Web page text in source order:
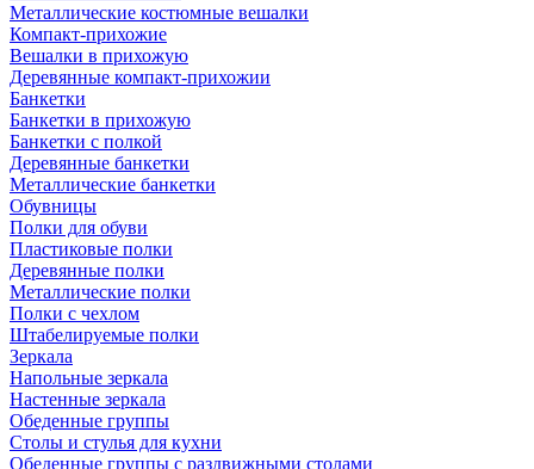
Металлические костюмные вешалки
Компакт-прихожие
Вешалки в прихожую
Деревянные компакт-прихожии
Банкетки
Банкетки в прихожую
Банкетки с полкой
Деревянные банкетки
Металлические банкетки
Обувницы
Полки для обуви
Пластиковые полки
Деревянные полки
Металлические полки
Полки с чехлом
Штабелируемые полки
Зеркала
Напольные зеркала
Настенные зеркала
Обеденные группы
Столы и стулья для кухни
Обеденные группы с раздвижными столами